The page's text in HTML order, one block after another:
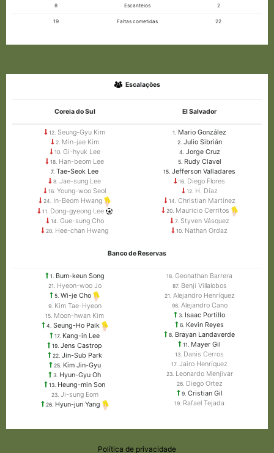
8 Escanteios 2
19 Faltas cometidas 22
Escalações
Coreia do Sul El Salvador
12. Seung-Gyu Kim
2.Min-jae Kim
10.Gi-hyuk Lee
18. Han-beom Lee
7. Tae-Seok Lee
8. Jae-sung Lee
16. Young-woo Seol
24. In-Beom Hwang
11. Dong-gyeong Lee
14. Gue-sung Cho
20. Hee-chan Hwang
1. Mario González
2.Julio Sibrián
4. Jorge Cruz
5.Rudy Clavel
15. Jefferson Valladares
16. Diego Flores
12.H. Díaz
14. Christian Martínez
20.Mauricio Cerritos
7.Styven Vásquez
10. Nathan Ordaz
Banco de Reservas
1. Bum-keun Song
21. Hyeon-woo Jo
5. Wi-je Cho
9.Kim Tae-Hyeon
15. Moon-hwan Kim
4.Seung-Ho Paik
17. Kang-in Lee
19. Jens Castrop
22.Jin-Sub Park
25.Kim Jin-Gyu
3. Hyun-Gyu Oh
13. Heung-min Son
23.Ji-sung Eom
26.Hyun-jun Yang
18. Geonathan Barrera
87.Benji Villalobos
21. Alejandro Henríquez
98.Alejandro Cano
3. Isaac Portillo
6. Kevin Reyes
8. Brayan Landaverde
11. Mayer Gil
13. Danis Cerros
17. Jairo Henríquez
23.Leonardo Menjivar
26.Diego Ortez
9.Cristian Gil
19. Rafael Tejada
Política de privacidade